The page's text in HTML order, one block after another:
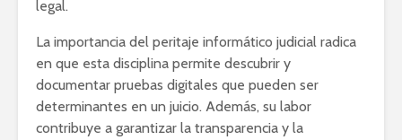
legal.
La importancia del peritaje informático judicial radica
en que esta disciplina permite descubrir y
documentar pruebas digitales que pueden ser
determinantes en un juicio. Además, su labor
contribuye a garantizar la transparencia y la